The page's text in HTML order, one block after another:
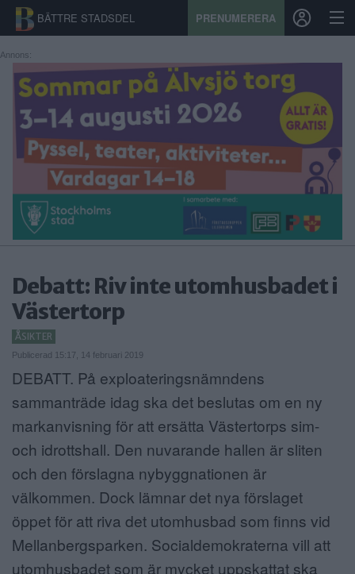
BÄTTRE STADSDEL PRENUMERERA
START
STADSDEL
PRENUMERATION
SPORT
ÅSIKTER
KALENDER
KONTAKT
SAMARBETEN
ANNONSERA
NÄRINGSLIV
MER
Annons:
Debatt: Riv inte utomhusbadet i
Västertorp
ÅSIKTER
Publicerad 15:17, 14 februari 2019
DEBATT. På exploateringsnämndens
sammanträde idag ska det beslutas om en ny
markanvisning för att ersätta Västertorps sim-
och idrottshall. Den nuvarande hallen är sliten
och den förslagna nybyggnationen är
välkommen. Dock lämnar det nya förslaget
öppet för att riva det utomhusbad som finns vid
Mellanbergsparken. Socialdemokraterna vill att
utomhusbadet som är mycket uppskattat ska